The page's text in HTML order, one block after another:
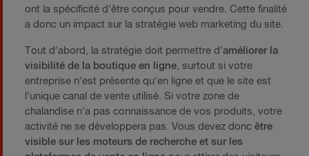
ont la spécificité d'être conçus pour vendre. Cette finalité
a donc un impact sur la stratégie web marketing du site.
Tout d'abord, la stratégie doit permettre d'améliorer la
visibilité de la boutique en ligne , surtout si votre
entreprise n'est présente qu'en ligne et que le site est
l'unique canal de vente utilisé. Si votre zone de
chalandise n'a pas connaissance de vos produits, votre
activité ne se développera pas. Vous devez donc être
visible sur les moteurs de recherche et sur les